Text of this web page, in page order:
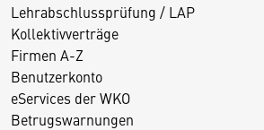
Lehrabschlussprüfung / LAP
Kollektivverträge
Firmen A-Z
Benutzerkonto
eServices der WKO
Betrugswarnungen